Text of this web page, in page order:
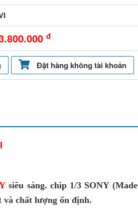
đ
Đặt hàng không tài khoản
siêu sáng. chip 1/3 SONY (Made
và chất lượng ổn định.